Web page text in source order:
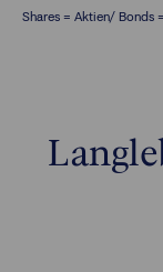
Shares = Aktien/ Bonds